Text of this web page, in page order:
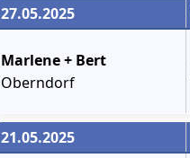
27.05.2025
Marlene + Bert
Oberndorf
21.05.2025